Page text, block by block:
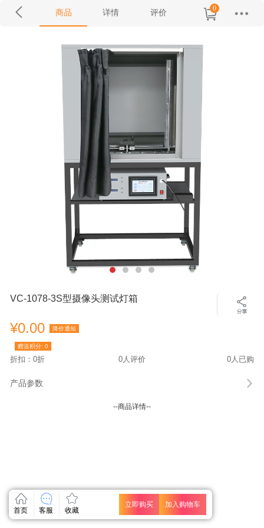
商品 详情 评价 0
VC-1078-3S型摄像头测试灯箱
¥0.00 降价通知
赠送积分: 0
折扣：0折 0人评价 0人已购
产品参数
--商品详情--
关闭
关闭
关闭
关闭
关闭
关闭
首页 客服 收藏
加入购物车
立即购买